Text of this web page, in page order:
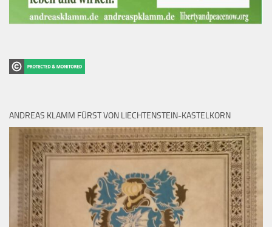
ANDREAS KLAMM FÜRST VON LIECHTENSTEIN-KASTELKORN